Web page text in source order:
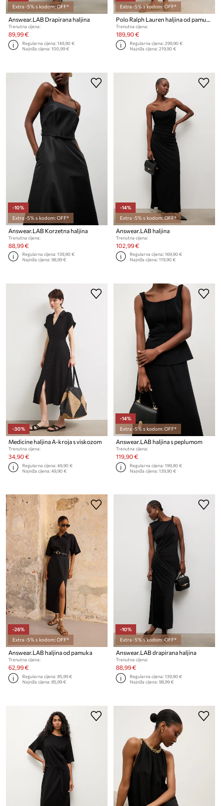
Extra -5% s kodom: OFF*
Answear.LAB Drapirana haljina
Trenutna cijena:
89,99 €
Regularna cijena:149,90 €
Najniža cijena:100,99 €
Extra -5% s kodom: OFF*
Polo Ralph Lauren haljina od pamuka MW CTN PW-WVN-DRESSES
Trenutna cijena:
189,90 €
Regularna cijena:299,90 €
Najniža cijena:219,90 €
-10%
Extra -5% s kodom: OFF*
Answear.LAB Korzetna haljina
Trenutna cijena:
88,99 €
Regularna cijena:139,90 €
Najniža cijena:98,99 €
-14%
Extra -5% s kodom: OFF*
Answear.LAB haljina
Trenutna cijena:
102,99 €
Regularna cijena:169,90 €
Najniža cijena:119,90 €
-30%
Medicine haljina A-kroja s viskozom
Trenutna cijena:
34,90 €
Regularna cijena:49,90 €
Najniža cijena:49,90 €
-14%
Extra -5% s kodom: OFF*
Answear.LAB haljina s peplumom
Trenutna cijena:
119,90 €
Regularna cijena:199,90 €
Najniža cijena:139,90 €
-26%
Extra -5% s kodom: OFF*
Answear.LAB haljina od pamuka
Trenutna cijena:
62,99 €
Regularna cijena:85,99 €
Najniža cijena:85,99 €
-10%
Extra -5% s kodom: OFF*
Answear.LAB drapirana haljina
Trenutna cijena:
88,99 €
Regularna cijena:139,90 €
Najniža cijena:98,99 €